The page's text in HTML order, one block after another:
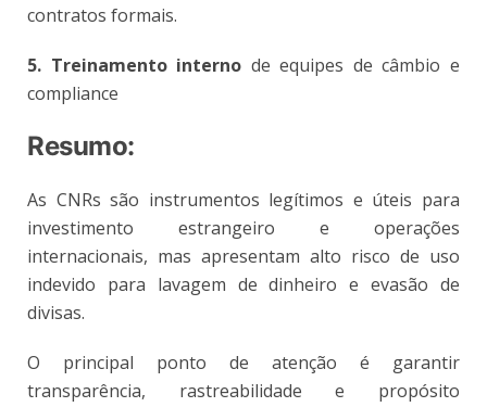
contratos formais.
5. Treinamento interno de equipes de câmbio e
compliance
Resumo:
As CNRs são instrumentos legítimos e úteis para
investimento estrangeiro e operações
internacionais, mas apresentam alto risco de uso
indevido para lavagem de dinheiro e evasão de
divisas.
O principal ponto de atenção é garantir
transparência, rastreabilidade e propósito